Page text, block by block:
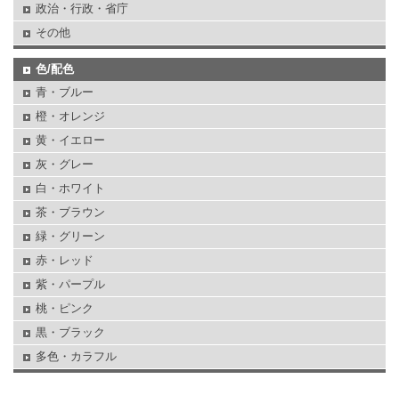
政治・行政・省庁
その他
色/配色
青・ブルー
橙・オレンジ
黄・イエロー
灰・グレー
白・ホワイト
茶・ブラウン
緑・グリーン
赤・レッド
紫・パープル
桃・ピンク
黒・ブラック
多色・カラフル